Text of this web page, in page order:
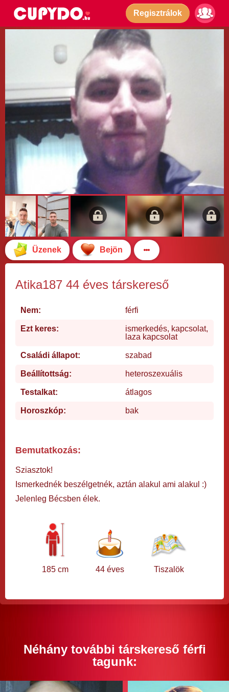
Regisztrálok
Üzenek Bejön
Atika187 44 éves társkereső
Nem: férfi
Ezt keres:
ismerkedés, kapcsolat,
laza kapcsolat
Családi állapot: szabad
Beállítottság: heteroszexuális
Testalkat: átlagos
Horoszkóp: bak
Bemutatkozás:
Sziasztok!
Ismerkednék beszélgetnék, aztán alakul ami alakul :)
Jelenleg Bécsben élek.
185 cm 44 éves Tiszalök
Néhány további társkereső férfi
tagunk: